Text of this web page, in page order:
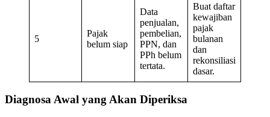
5
Pajak
belum siap
Data
penjualan,
pembelian,
PPN, dan
PPh belum
tertata.
Buat daftar
kewajiban
pajak
bulanan
dan
rekonsiliasi
dasar.
Diagnosa Awal yang Akan Diperiksa